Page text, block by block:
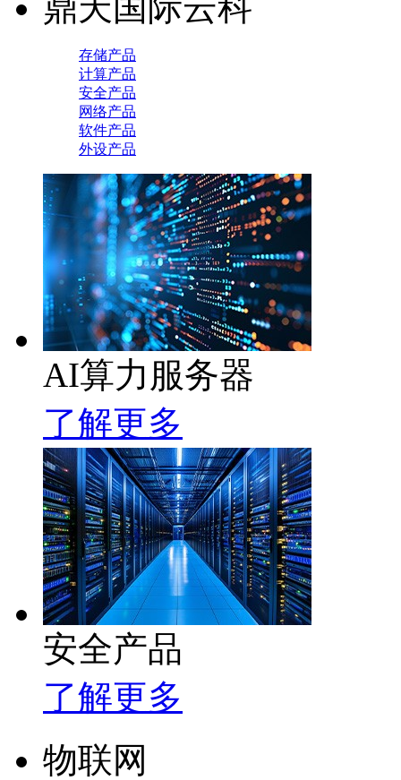
存储产品
计算产品
安全产品
网络产品
软件产品
外设产品
AI算力服务器
了解更多
安全产品
了解更多
物联网